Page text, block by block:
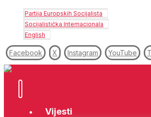
Partija Europskih Socijalista
Socijalistička Internacionala
English
Facebook X Instagram YouTube
Vijesti